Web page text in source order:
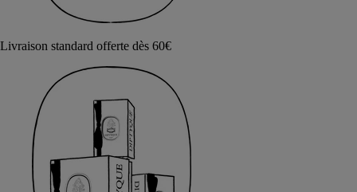
Livraison standard offerte dès 60€